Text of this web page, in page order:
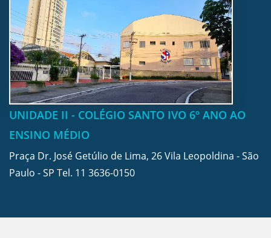
UNIDADE II - COLÉGIO SANTO IVO 6º ANO AO
ENSINO MÉDIO
Praça Dr. José Getúlio de Lima, 26 Vila Leopoldina - São
Paulo - SP Tel. 11 3636-0150